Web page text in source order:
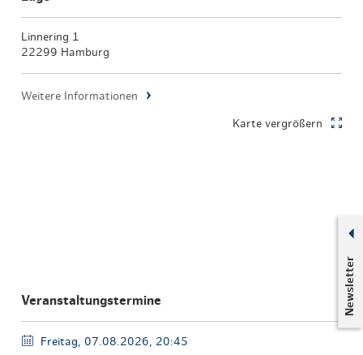
Newsletter
Linnering 1
22299 Hamburg
Weitere Informationen
Karte vergrößern
Veranstaltungstermine
Freitag, 07.08.2026, 20:45